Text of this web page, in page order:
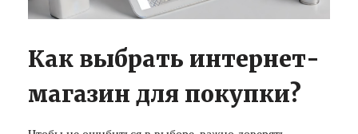
Как выбрать интернет-
магазин для покупки?